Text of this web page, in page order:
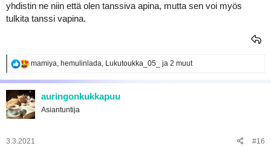
yhdistin ne niin että olen tanssiva apina, mutta sen voi myös
tulkita tanssi vapina.
R
a
k
t
i
o
:
mamiya, hemulinlada, Lukutoukka_05_ ja 2 muut
auringonkukkapuu
Asiantuntija
3.3.2021 #16